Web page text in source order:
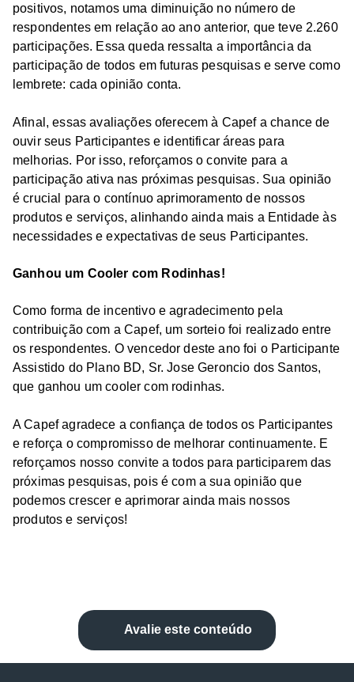
positivos, notamos uma diminuição no número de
respondentes em relação ao ano anterior, que teve 2.260
participações. Essa queda ressalta a importância da
participação de todos em futuras pesquisas e serve como
lembrete: cada opinião conta.
Afinal, essas avaliações oferecem à Capef a chance de
ouvir seus Participantes e identificar áreas para
melhorias. Por isso, reforçamos o convite para a
participação ativa nas próximas pesquisas. Sua opinião
é crucial para o contínuo aprimoramento de nossos
produtos e serviços, alinhando ainda mais a Entidade às
necessidades e expectativas de seus Participantes.
Ganhou um Cooler com Rodinhas!
Como forma de incentivo e agradecimento pela
contribuição com a Capef, um sorteio foi realizado entre
os respondentes. O vencedor deste ano foi o Participante
Assistido do Plano BD, Sr. Jose Geroncio dos Santos,
que ganhou um cooler com rodinhas.
A Capef agradece a confiança de todos os Participantes
e reforça o compromisso de melhorar continuamente. E
reforçamos nosso convite a todos para participarem das
próximas pesquisas, pois é com a sua opinião que
podemos crescer e aprimorar ainda mais nossos
produtos e serviços!
Avalie este conteúdo